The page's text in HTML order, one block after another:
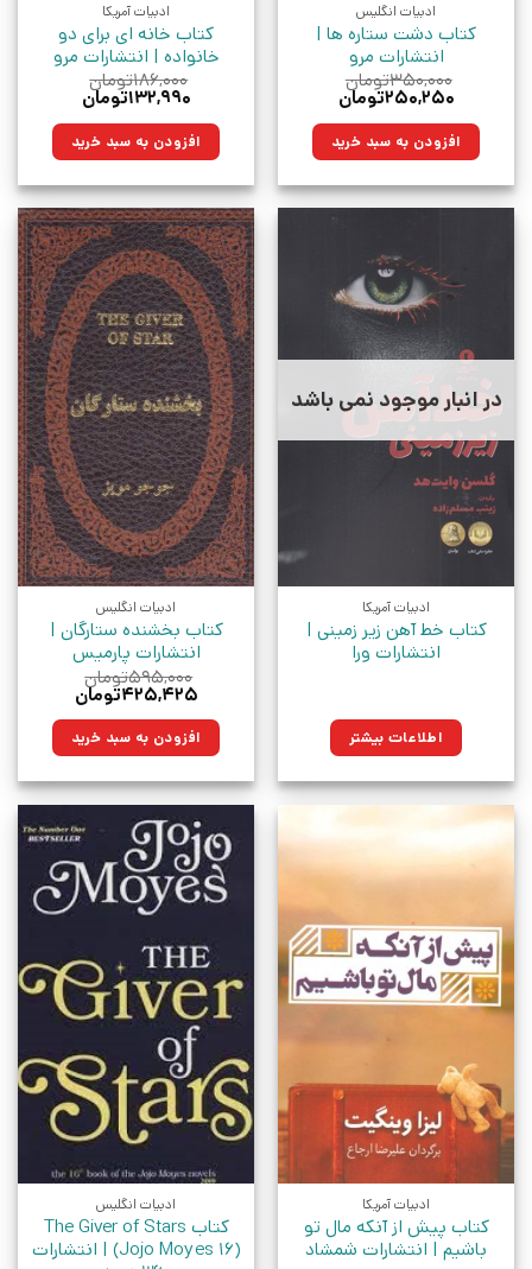
ادبیات انگلیس
کتاب دشت ستاره ها |
انتشارات مرو
۳۵۰,۰۰۰تومان
قیمت
۳۵۰,۰۰۰تومان
بود.
۲۵۰,۲۵۰تومان
۲۵۰,۲۵۰تومان.افزودن به سبد خرید
ادبیات آمریکا
کتاب خانه ای برای دو
خانواده | انتشارات مرو
۱۸۶,۰۰۰تومان
قیمت
۱۸۶,۰۰۰تومان
بود.
۱۳۲,۹۹۰تومان
۱۳۲,۹۹۰تومان.افزودن به سبد خرید
در انبار موجود نمی باشد
ادبیات آمریکا
کتاب خط آهن زیر زمینی |
انتشارات ورا
اطلاعات بیشتر
ادبیات انگلیس
کتاب بخشنده ستارگان |
انتشارات پارمیس
۵۹۵,۰۰۰تومان
قیمت
۵۹۵,۰۰۰تومان
بود.
۴۲۵,۴۲۵تومان
۴۲۵,۴۲۵تومان. افزودن به سبد خرید
ادبیات آمریکا
کتاب پیش از آنکه مال تو
باشیم | انتشارات شمشاد
ادبیات انگلیس
کتاب The Giver of Stars
(Jojo Moyes 16) | انتشارات